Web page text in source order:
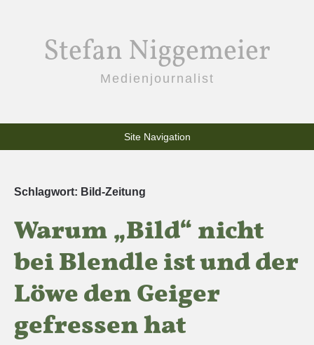
Stefan Niggemeier
Medienjournalist
Site Navigation
Schlagwort: Bild-Zeitung
Warum „Bild“ nicht
bei Blendle ist und der
Löwe den Geiger
gefressen hat